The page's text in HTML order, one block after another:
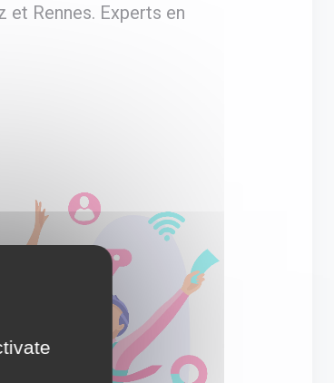
et Rennes. Experts en